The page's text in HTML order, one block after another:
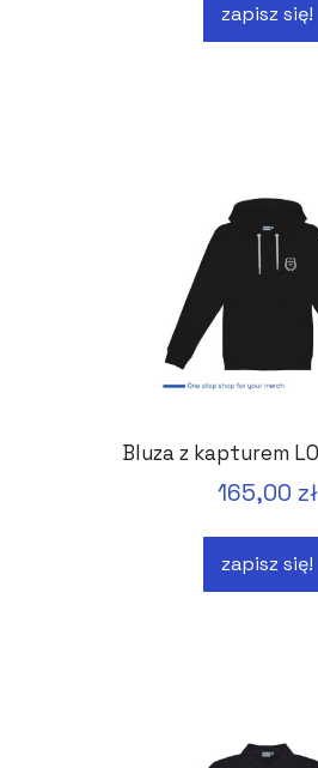
zapisz się!
Bluza z kapturem
165,00 zł
zapisz się!